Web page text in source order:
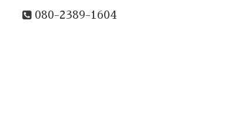
080-2389-1604